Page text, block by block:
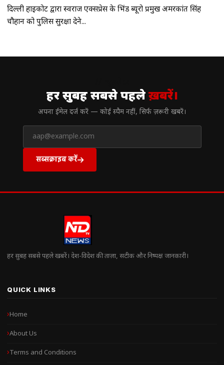
दिल्ली हाईकोर्ट द्वारा स्वराज एक्सप्रेस के भिंड ब्यूरो प्रमुख अमरकांत सिंह
चौहान को पुलिस सुरक्षा देने...
हर सुबह सबसे पहलेख़बरें।
अपना ईमेल दर्ज करें — कोई स्पैम नहीं, सिर्फ ज़रूरी खबरें।
सब्सक्राइब करें
हर सुबह सबसे पहले खबरें। देश-विदेश की ताज़ा, सटीक और निष्पक्ष जानकारी।
QUICK LINKS
Home
About Us
Terms and Conditions